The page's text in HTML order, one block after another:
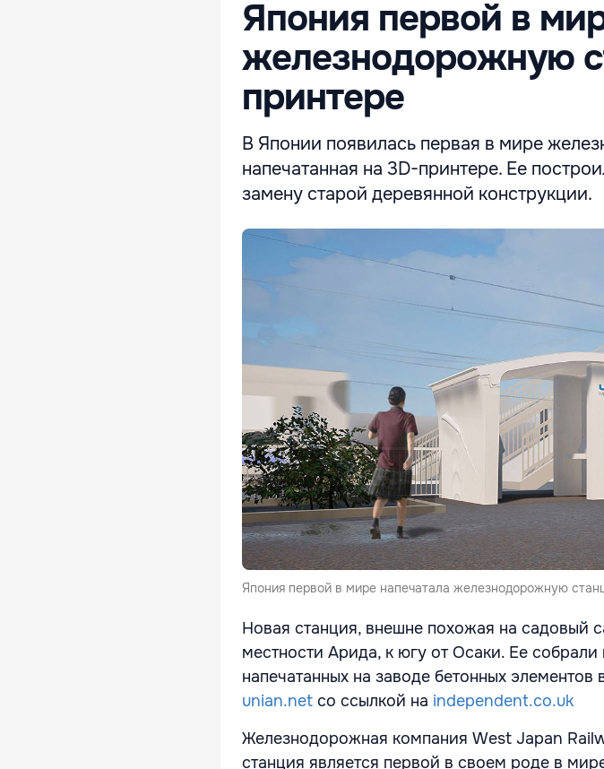
Япония первой в
железнодорожную
принтере
В Японии появилась первая в мире
напечатанная на 3D-принтере. Ее
замену старой деревянной конструкции.
Япония первой в мире напечатала железнодорожную
Новая станция, внешне похожая на садовый
местности Арида, к югу от Осаки. Ее
напечатанных на заводе бетонных
unian.net со ссылкой на independent.co.uk
Железнодорожная компания West Japan
станция является первой в своем роде в